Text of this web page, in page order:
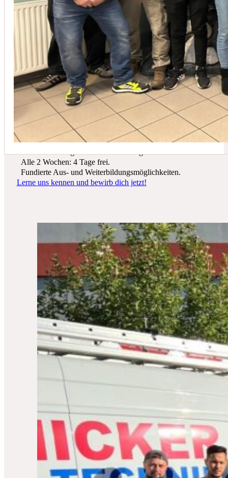
In der Regel empfehlen wir eine Wartung mindestens einmal
Du suchst einen zukunftssicheren Arbeitsplatz? Bei Schicker Technik
erwarten dich spannende Projekte, ein freundliches Team und beste
Entwicklungsmöglichkeiten.
Wir bieten dir:
Ein sicherer Arbeitsplatz in einer krisenfesten Branche.
Alle 2 Wochen: 4 Tage frei.
Fundierte Aus- und Weiterbildungsmöglichkeiten.
Lerne uns kennen und bewirb dich jetzt!